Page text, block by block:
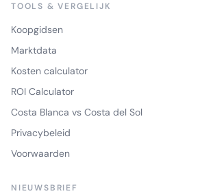
TOOLS & VERGELIJK
Koopgidsen
Marktdata
Kosten calculator
ROI Calculator
Costa Blanca vs Costa del Sol
Privacybeleid
Voorwaarden
NIEUWSBRIEF